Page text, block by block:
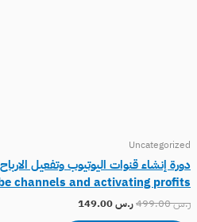
Uncategorized
channels and activating profits
ر.س499.00 ر.س